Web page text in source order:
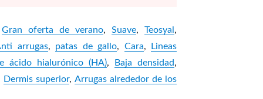
Gran oferta de verano,Suave, Teosyal ,
arrugas, patas de gallo, Cara,
Lineas
ácido hialurónico (HA), Baja densidad,
Dermis superior, Arrugas alrededor de los